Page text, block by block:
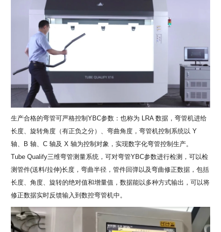
生产合格的弯管可严格控制YBC参数：也称为 LRA 数据，弯管机进给
长度、旋转角度（有正负之分）、弯曲角度，弯管机控制系统以 Y
轴、B 轴、C 轴及 X 轴为控制对象，实现数字化弯管控制生产。
Tube Qualify三维弯管测量系统，可对弯管YBC参数进行检测，可以检
测管件(送料/拉伸)长度，弯曲半径，管件回弹以及弯曲修正数据，包括
长度、角度、旋转的绝对值和增量值，数据能以多种方式输出，可以将
修正数据实时反馈输入到数控弯管机中。